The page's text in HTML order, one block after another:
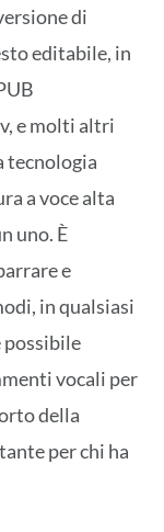
di
editabile, in
e molti altri
tecnologia
a voce alta
uno. È
e
in qualsiasi
possibile
vocali per
della
per chi ha